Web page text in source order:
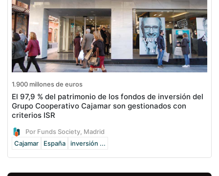
1.900 millones de euros
El 97,9 % del patrimonio de los fondos de inversión del
Grupo Cooperativo Cajamar son gestionados con
criterios ISR
Por Funds Society, Madrid
Cajamar
España inversión ...